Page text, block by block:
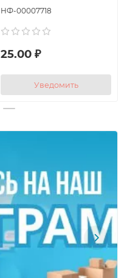
НФ-00007718
25.00 ₽
Уведомить